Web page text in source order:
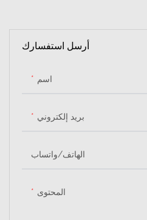
أرسل استفسارك
اسم
بريد إلكتروني
الهاتف/واتساب
المحتوى